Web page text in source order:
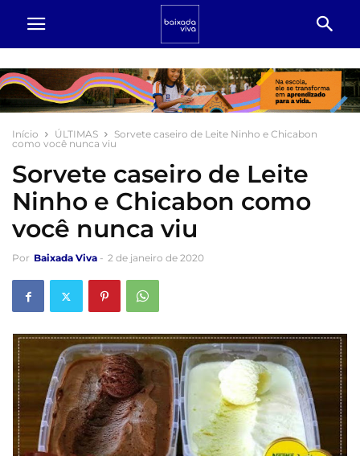
Início ÚLTIMAS
Sorvete caseiro de Leite Ninho e Chicabon
como você nunca viu
Sorvete caseiro de Leite
Ninho e Chicabon como
você nunca viu
Por Baixada Viva - 2 de janeiro de 2020